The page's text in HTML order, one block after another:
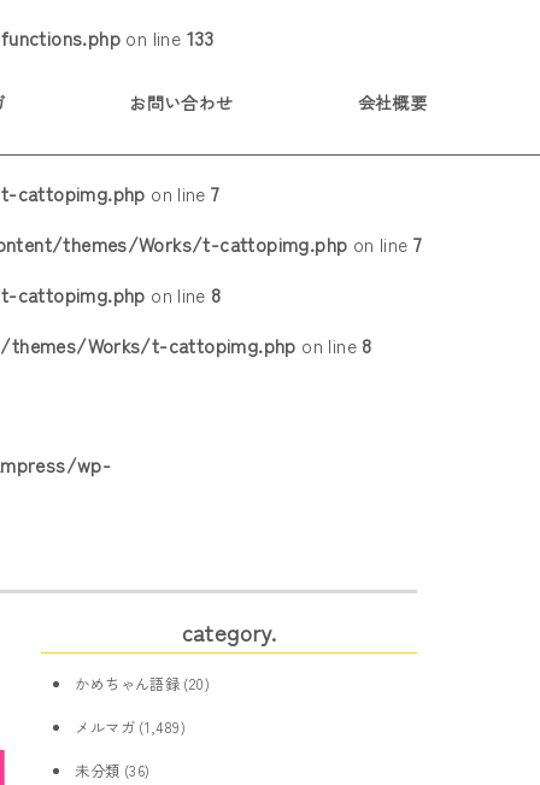
on line 133
お問い合わせ 会社概要
cattopimg.php on line7
themes/Works/t-cattopimg.php on line 7
cattopimg.php on line 8
themes/Works/t-cattopimg.php on line 8
wp-
category.
かめちゃん語録 (20)
メルマガ(1,489)
未分類 (36)